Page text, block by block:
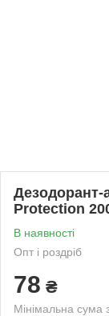
Дезодорант-
Protection
В наявності
Опт і роздріб
78 ₴
Мінімальна сума